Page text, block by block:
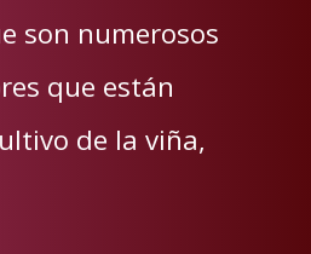
son numerosos
que están
de la viña,